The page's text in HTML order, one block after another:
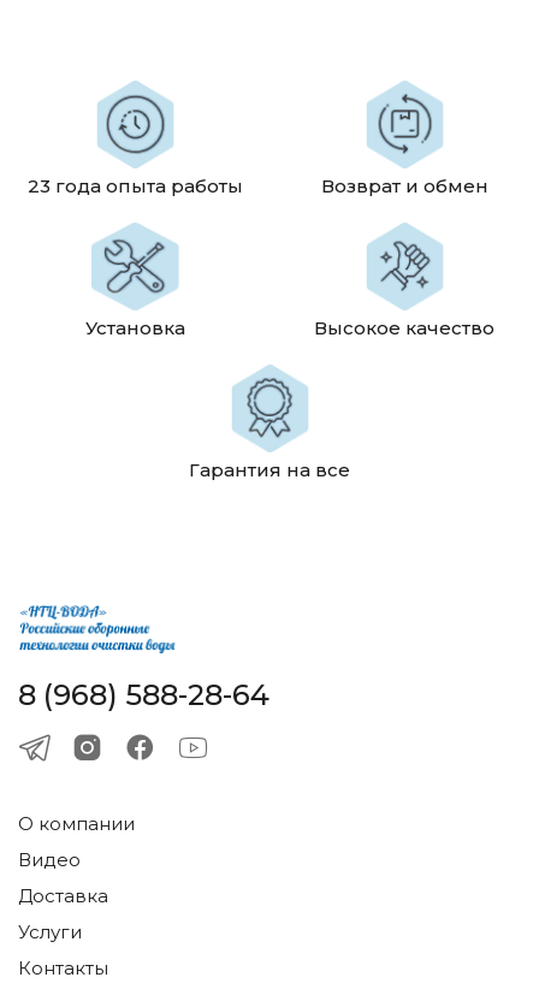
23 года опыта работы Возврат и обмен
Установка Высокое качество
Гарантия на все
8 (968) 588-28-64
О компании
Видео
Доставка
Услуги
Контакты